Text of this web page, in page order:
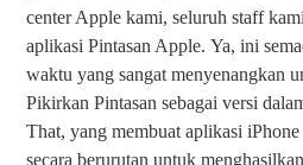
center Apple kami, seluruh staff
aplikasi Pintasan Apple. Ya, ini
waktu yang sangat menyenangkan
Pikirkan Pintasan sebagai versi
That, yang membuat aplikasi iPhone
secara berurutan untuk